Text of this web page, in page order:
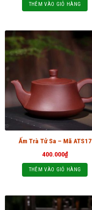
THÊM VÀO GIỎ HÀNG
Ấm Trà Tử Sa – Mã ATS17
400.000₫
THÊM VÀO GIỎ HÀNG